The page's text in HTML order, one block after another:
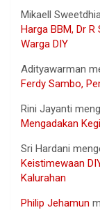
Mikaell
Harga BBM, Dr
Warga DIY
Adityawarman
Ferdy Sambo,
Rini Jayanti
Mengadakan
Sri Hardani
Keistimewaan
Kalurahan
Philip Jehamun